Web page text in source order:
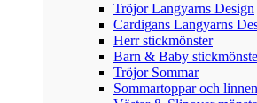
Tröjor Langyarns Design
Cardigans Langyarns
Herr stickmönster
Barn & Baby
Tröjor Sommar
Sommartoppar och